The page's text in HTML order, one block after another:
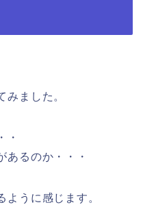
みました。
・
あるのか・・・
ように感じます。